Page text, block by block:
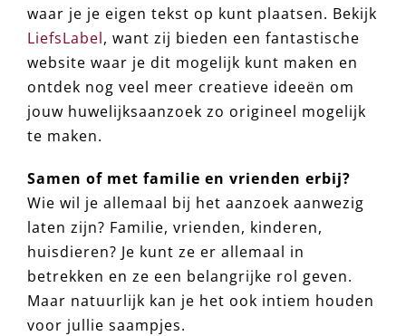
waar je je eigen tekst op kunt plaatsen. Bekijk
LiefsLabel, want zij bieden een fantastische
website waar je dit mogelijk kunt maken en
ontdek nog veel meer creatieve ideeën om
jouw huwelijksaanzoek zo origineel mogelijk
te maken.
Samen of met familie en vrienden erbij?
Wie wil je allemaal bij het aanzoek aanwezig
laten zijn? Familie, vrienden, kinderen,
huisdieren? Je kunt ze er allemaal in
betrekken en ze een belangrijke rol geven.
Maar natuurlijk kan je het ook intiem houden
voor jullie saampjes.